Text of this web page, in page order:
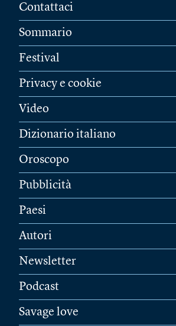
Contattaci
Sommario
Festival
Privacy e cookie
Video
Dizionario italiano
Oroscopo
Pubblicità
Paesi
Autori
Newsletter
Podcast
Savage love